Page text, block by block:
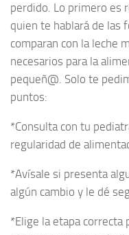
perdido. Lo primero es
quien te hablará de las
comparan con la leche
necesarios para la
pequeñ@. Solo te
puntos:
*Consulta con tu
regularidad de
*Avísale si presenta
algún cambio y le dé
*Elige la etapa correcta